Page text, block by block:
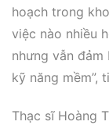
hoạch trong
việc nào nhiều
nhưng vẫn
kỹ năng mềm”,
Thạc sĩ Hoàng